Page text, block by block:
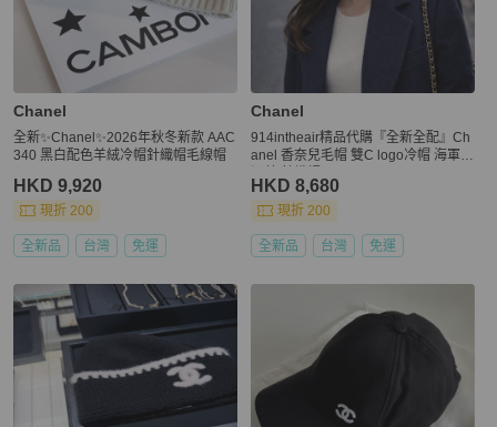
Chanel
全新✨Chanel✨2026年秋冬新款 AAC
340 黑白配色羊絨冷帽針織帽毛線帽
HKD 9,920
現折 200
全新品 台灣 免運
Chanel
914intheair精品代購『全新全配』Ch
anel 香奈兒毛帽 雙C logo冷帽 海軍藍
HKD 8,680
現折 200
全新品 台灣 免運